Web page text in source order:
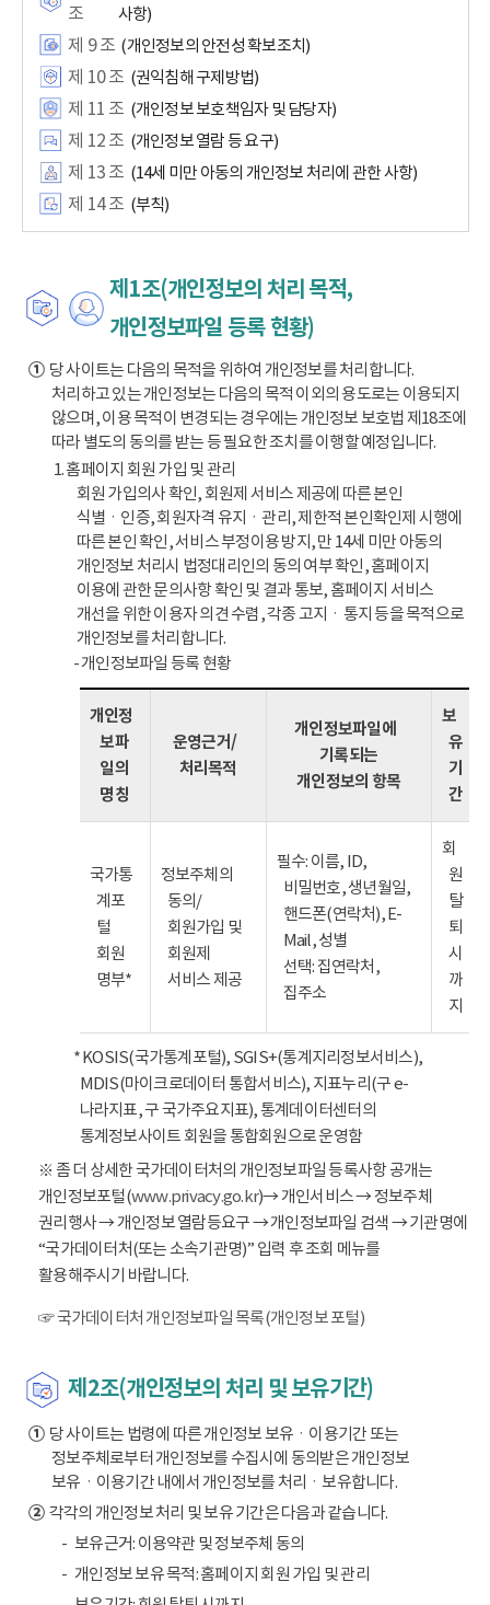
조
사항)
제 9 조 (개인정보의 안전성 확보조치)
제 10 조 (권익침해 구제방법)
제 11 조 (개인정보 보호책임자 및 담당자)
제 12 조 (개인정보 열람 등 요구)
제 13 조 (14세 미만 아동의 개인정보 처리에 관한 사항)
제 14 조 (부칙)
제1조(개인정보의 처리 목적,
개인정보파일 등록 현황)
①당 사이트는 다음의 목적을 위하여 개인정보를 처리합니다.
처리하고 있는 개인정보는 다음의 목적 이외의 용도로는 이용되지
않으며, 이용 목적이 변경되는 경우에는 개인정보 보호법 제18조에
따라 별도의 동의를 받는 등 필요한 조치를 이행할 예정입니다.
1. 홈페이지 회원 가입 및 관리
회원 가입의사 확인, 회원제 서비스 제공에 따른 본인
식별ㆍ인증, 회원자격 유지ㆍ관리, 제한적 본인확인제 시행에
따른 본인 확인, 서비스 부정이용 방지, 만 14세 미만 아동의
개인정보 처리시 법정대리인의 동의 여부 확인, 홈페이지
이용에 관한 문의사항 확인 및 결과 통보, 홈페이지 서비스
개선을 위한 이용자 의견 수렴, 각종 고지ㆍ통지 등을 목적으로
개인정보를 처리합니다.
- 개인정보파일 등록 현황
개인정
보파
일의
명칭
운영근거/
처리목적
개인정보파일에
기록되는
개인정보의 항목
보
유
기
간
국가통
계포
털
회원
명부*
정보주체의
동의/
회원가입 및
회원제
서비스 제공
필수: 이름, ID,
비밀번호, 생년월일,
핸드폰(연락처), E-
Mail, 성별
선택: 집연락처,
집주소
회
원
탈
퇴
시
까
지
* KOSIS(국가통계포털), SGIS+(통계지리정보서비스),
MDIS(마이크로데이터 통합서비스), 지표누리(구 e-
나라지표, 구 국가주요지표), 통계데이터센터의
통계정보사이트 회원을 통합회원으로 운영함
※ 좀 더 상세한 국가데이터처의 개인정보파일 등록사항 공개는
개인정보포털(www.privacy.go.kr)→ 개인서비스 → 정보주체
권리행사 → 개인정보 열람등요구 → 개인정보파일 검색 → 기관명에
“국가데이터처(또는 소속기관명)” 입력 후 조회 메뉴를
활용해주시기 바랍니다.
☞ 국가데이터처 개인정보파일 목록(개인정보 포털)
제2조(개인정보의 처리 및 보유기간)
①당 사이트는 법령에 따른 개인정보 보유ㆍ이용기간 또는
정보주체로부터 개인정보를 수집시에 동의받은 개인정보
보유ㆍ이용기간 내에서 개인정보를 처리ㆍ보유합니다.
②각각의 개인정보 처리 및 보유 기간은 다음과 같습니다.
보유근거: 이용약관 및 정보주체 동의
개인정보 보유 목적: 홈페이지 회원 가입 및 관리